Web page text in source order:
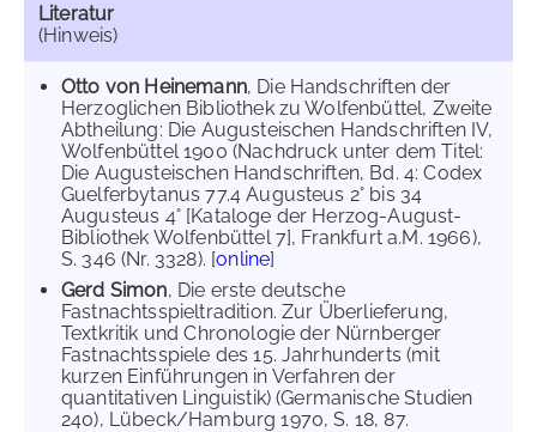
Literatur
(Hinweis)
Otto von Heinemann, Die Handschriften der
Herzoglichen Bibliothek zu Wolfenbüttel, Zweite
Abtheilung: Die Augusteischen Handschriften IV,
Wolfenbüttel 1900 (Nachdruck unter dem Titel:
Die Augusteischen Handschriften, Bd. 4: Codex
Guelferbytanus 77.4 Augusteus 2° bis 34
Augusteus 4° [Kataloge der Herzog-August-
Bibliothek Wolfenbüttel 7], Frankfurt a.M. 1966),
S. 346 (Nr. 3328). [online]
Gerd Simon, Die erste deutsche
Fastnachtsspieltradition. Zur Überlieferung,
Textkritik und Chronologie der Nürnberger
Fastnachtsspiele des 15. Jahrhunderts (mit
kurzen Einführungen in Verfahren der
quantitativen Linguistik) (Germanische Studien
240), Lübeck/Hamburg 1970, S. 18, 87.